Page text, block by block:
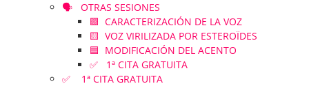
🗣️ OTRAS SESIONES
🟪 CARACTERIZACIÓN DE LA VOZ
🟨 VOZ VIRILIZADA POR ESTEROÏDES
🟦 MODIFICACIÓN DEL ACENTO
✅ 1ª CITA GRATUITA
✅ 1ª CITA GRATUITA